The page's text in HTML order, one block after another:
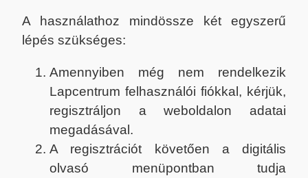
A használathoz mindössze két egyszerű
lépés szükséges:
Amennyiben még nem rendelkezik
Lapcentrum felhasználói fiókkal, kérjük,
regisztráljon a weboldalon adatai
megadásával.
A regisztrációt követően a digitális
olvasó menüpontban tudja